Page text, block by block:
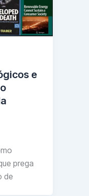
e
prega
de